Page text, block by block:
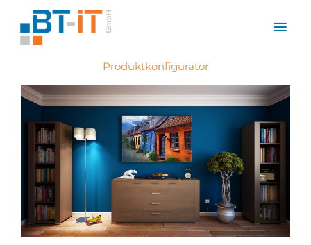
Inhalt
springen
Produktkonfigurator